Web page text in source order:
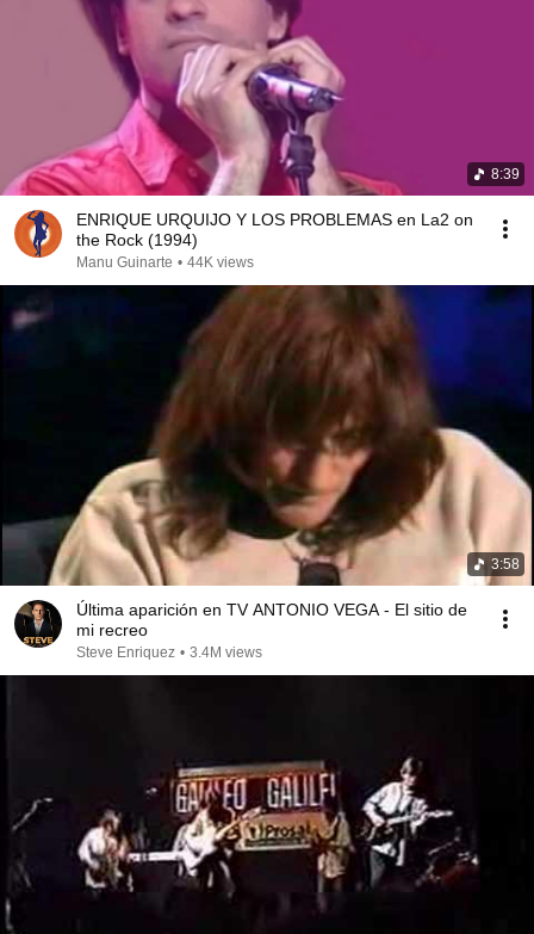
8:39
ENRIQUE URQUIJO Y LOS PROBLEMAS en La2 on
the Rock (1994)
Manu Guinarte • 44K views
3:58
Última aparición en TV ANTONIO VEGA - El sitio de
mi recreo
Steve Enriquez • 3.4M views